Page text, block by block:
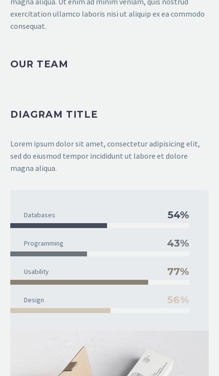
exercitation ullamco laboris nisi ut aliquip ex ea commodo
consequat.
OUR TEAM
DIAGRAM TITLE
Lorem ipsum dolor sit amet, consectetur adipisicing elit,
sed do eiusmod tempor incididunt ut labore et dolore
magna aliqua.
Databases 54%
Programming 43%
Usability 77%
Design 56%